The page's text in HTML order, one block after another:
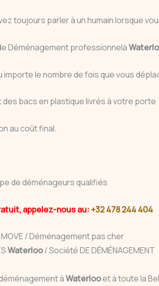
toujours parler à un humain lorsque
Déménagement professionnelà
importe le nombre de fois que vous
bacs en plastique livrés à votre porte
au coût final.
de déménageurs qualifiés
appelez-nous au:+32 478 244 404
MOVE / Déménagement pas cher
Waterloo/ Société DE DÉMÉNAGEMENT
àWaterlooet à toute la